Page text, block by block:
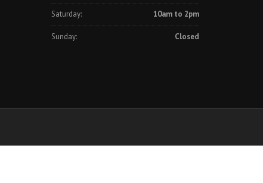
Saturday: 10am to 2pm
Sunday: Closed